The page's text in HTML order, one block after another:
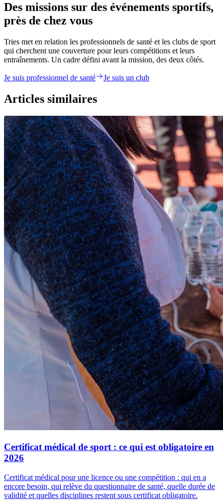
Des missions sur des événements sportifs,
près de chez vous
Tries met en relation les professionnels de santé et les clubs de sport
qui cherchent une couverture pour leurs compétitions et leurs
entraînements. Un cadre défini avant la mission, des deux côtés.
Je suis professionnel de santé Je suis un club
Articles similaires
Certificat médical de sport : ce qui est obligatoire en
2026
Certificat médical pour une licence ou une compétition : qui en a
encore besoin, qui relève du questionnaire de santé, quelle durée de
validité et quelles disciplines restent sous certificat obligatoire.